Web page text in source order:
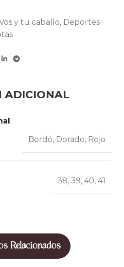
y tu caballo, Deportes
ADICIONAL
Bordó, Dorado, Rojo
38, 39, 40, 41
Relacionados